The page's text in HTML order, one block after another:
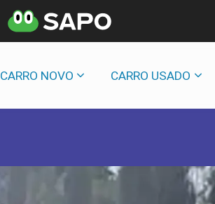
CARRO NOVO CARRO USADO